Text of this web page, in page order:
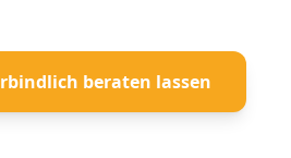
beraten lassen